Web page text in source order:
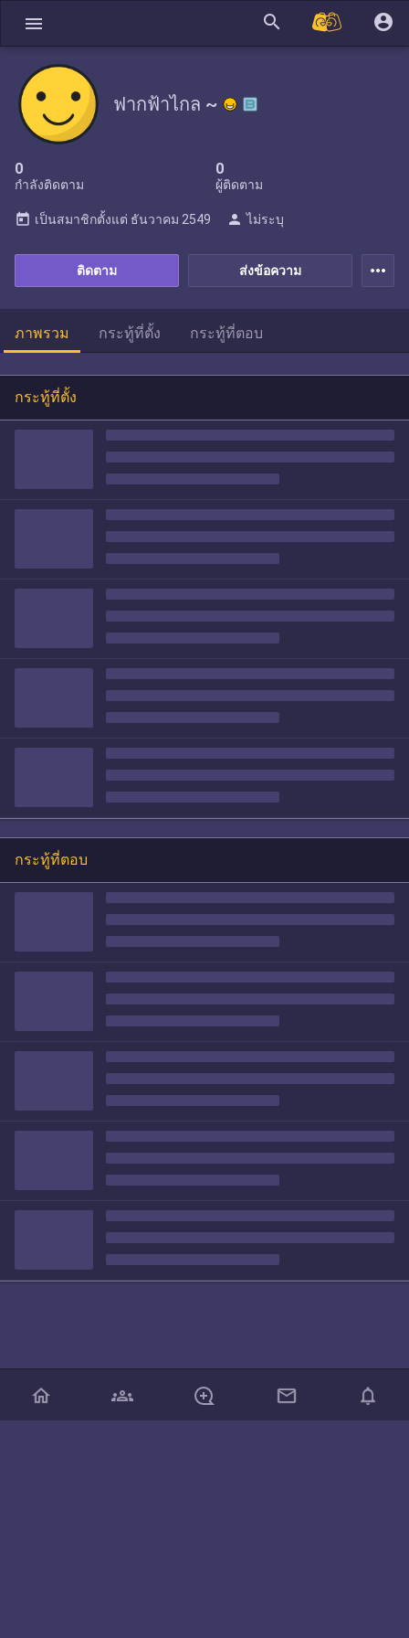
menu search account_circle
ฟากฟ้าไกล ~
0
กำลังติดตาม
0
ผู้ติดตาม
ส่งข้อความ
ติดตาม
today เป็นสมาชิกตั้งแต่ ธันวาคม 2549 person ไม่ระบุ
more_horiz
ภาพรวม กระทู้ที่ตั้ง กระทู้ที่ตอบ
กระทู้ที่ตั้ง
กระทู้ที่ตอบ